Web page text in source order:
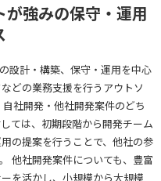
強みの保守・運用
設計・構築、保守・運用を中心
どの業務支援を行うアウトソ
社開発・他社開発案件のどち
ては、初期段階から開発チーム
の提案を行うことで、他社の参
他社開発案件についても、豊富
を活かし、小規模から大規模